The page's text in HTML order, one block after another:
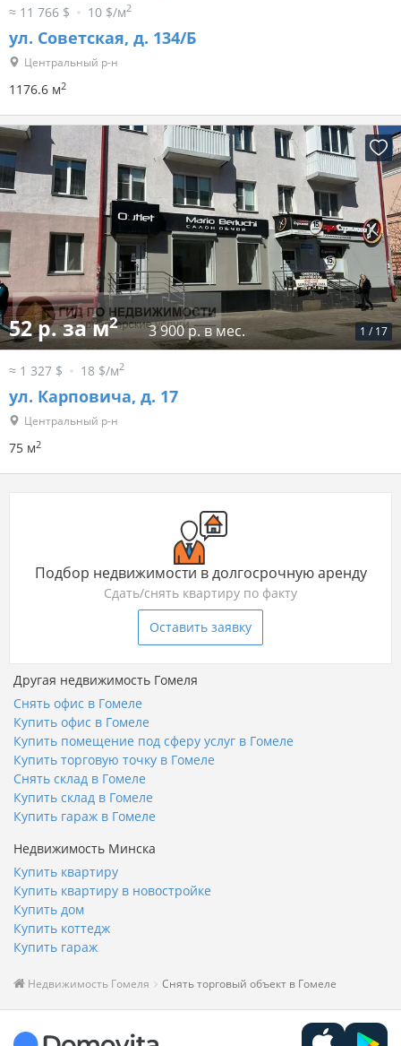
≈ 11 766 $ 10 $/м2
ул. Советская, д. 134/Б
Центральный р-н
1176.6 м2
1 / 17
52 р. за м2 3 900 р. в мес.
≈ 1 327 $ 18 $/м2
ул. Карповича, д. 17
Центральный р-н
75 м2
Подбор недвижимости в долгосрочную аренду
Сдать/снять квартиру по факту
Оставить заявку
Другая недвижимость Гомеля
Снять офис в Гомеле
Купить офис в Гомеле
Купить помещение под сферу услуг в Гомеле
Купить торговую точку в Гомеле
Снять склад в Гомеле
Купить склад в Гомеле
Купить гараж в Гомеле
Недвижимость Минска
Купить квартиру
Купить квартиру в новостройке
Купить дом
Купить коттедж
Купить гараж
Недвижимость Гомеля Снять торговый объект в Гомеле